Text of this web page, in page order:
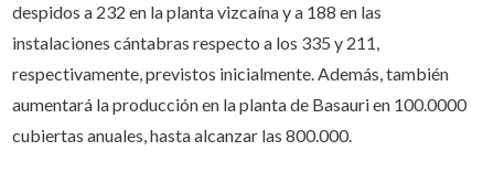
despidos a 232 en la planta vizcaína y a 188 en las
instalaciones cántabras respecto a los 335 y 211,
respectivamente, previstos inicialmente. Además, también
aumentará la producción en la planta de Basauri en 100.0000
cubiertas anuales, hasta alcanzar las 800.000.